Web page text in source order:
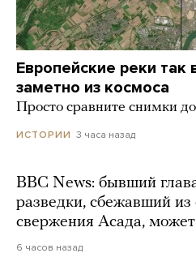
Европейские реки так
заметно из космоса
Просто сравните снимки
ИСТОРИИ 3 часа назад
BBC News: бывший
разведки, сбежавший из
свержения Асада, может
6 часов назад